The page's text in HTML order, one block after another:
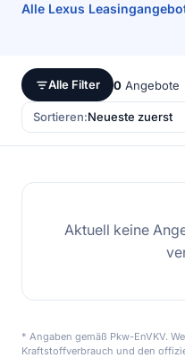
Alle Lexus
Alle Filter 0 Angebote
Sortieren:
Aktuell keine
* Angaben gemäß Pkw-EnVKV.
Kraftstoffverbrauch und den